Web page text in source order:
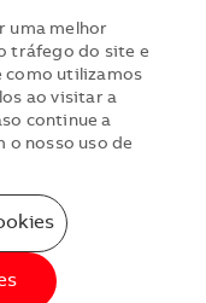
uma melhor
tráfego do site e
como utilizamos
ao visitar a
continue a
o nosso uso de